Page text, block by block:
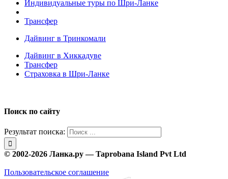
Индивидуальные туры по Шри-Ланке
Трансфер
Дайвинг в Тринкомали
Дайвинг в Хиккадуве
Трансфер
Страховка в Шри-Ланке
Поиск по сайту
Результат поиска:
© 2002-2026 Ланка.ру — Taprobana Island Pvt Ltd
Пользовательское соглашение